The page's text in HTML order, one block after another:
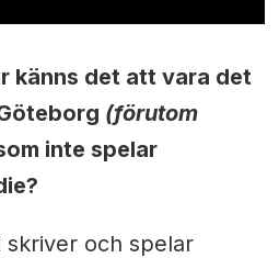
känns det att vara det
(förutom
inte spelar
skriver och spelar